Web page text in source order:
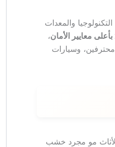
والمعدات
،
وسيارات
الأثاث مو مجرد خشب